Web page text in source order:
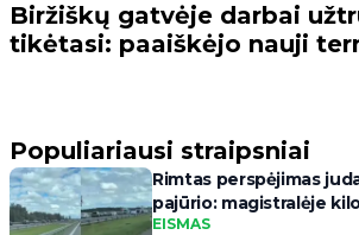
Biržiškų gatvėje darbai
tikėtasi: paaiškėjo nauji
Populiariausi straipsniai
Rimtas perspėjimas
pajūrio: magistralėje
EISMAS